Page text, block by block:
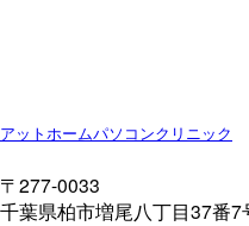
アットホームパソコンクリニック
〒277-0033
千葉県柏市増尾八丁目37番7